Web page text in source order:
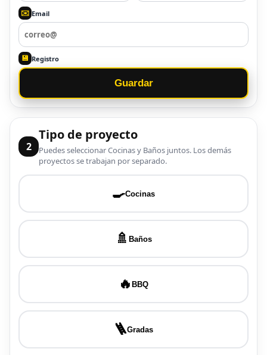
✉️ Email
💾 Registro
Guardar
2
Tipo de proyecto
Puedes seleccionar Cocinas y Baños juntos. Los demás
proyectos se trabajan por separado.
🍳Cocinas
🚿 Baños
🔥 BBQ
🪜Gradas